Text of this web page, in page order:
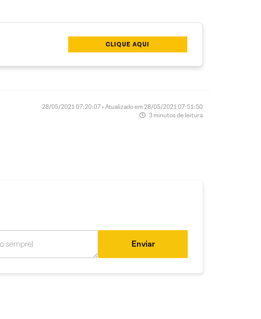
CLIQUE AQUI
28/05/2021 07:20:07 • Atualizado em 28/05/2021 07:51:50
3 minutos de leitura
Enviar